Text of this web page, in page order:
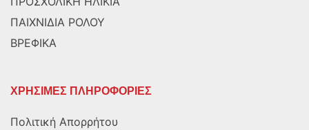
ΠΑΙΧΝΙΔΙΑ ΡΟΛΟΥ
ΒΡΕΦΙΚΑ
ΧΡΗΣΙΜΕΣ ΠΛΗΡΟΦΟΡΙΕΣ
Πολιτική Απορρήτου